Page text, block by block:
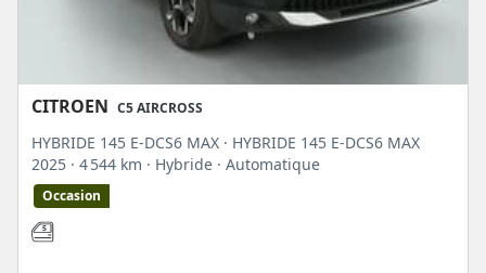
CITROEN C5 AIRCROSS
HYBRIDE 145 E-DCS6 MAX · HYBRIDE 145 E-DCS6 MAX
2025 · 4 544 km · Hybride · Automatique
Occasion